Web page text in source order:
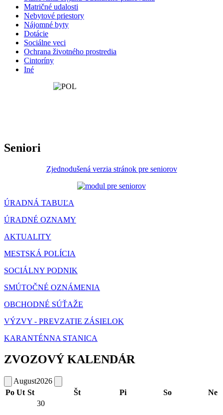
Matričné udalosti
Nebytové priestory
Nájomné byty
Dotácie
Sociálne veci
Ochrana životného prostredia
Cintoríny
Iné
Seniori
Zjednodušená verzia stránok pre seniorov
ÚRADNÁ TABUĽA
ÚRADNÉ OZNAMY
AKTUALITY
MESTSKÁ POLÍCIA
SOCIÁLNY PODNIK
SMÚTOČNÉ OZNÁMENIA
OBCHODNÉ SÚŤAŽE
VÝZVY - PREVZATIE ZÁSIELOK
KARANTÉNNA STANICA
ZVOZOVÝ KALENDÁR
August2026
Po Ut St Št Pi So Ne
30